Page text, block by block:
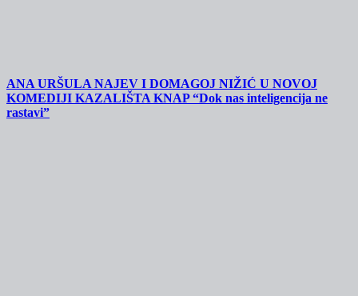
ANA URŠULA NAJEV I DOMAGOJ NIŽIĆ U NOVOJ
KOMEDIJI KAZALIŠTA KNAP “Dok nas inteligencija ne
rastavi”